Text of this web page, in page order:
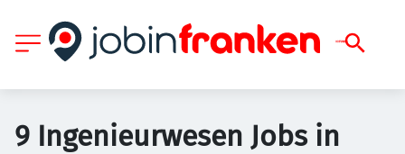
9 Ingenieurwesen Jobs in